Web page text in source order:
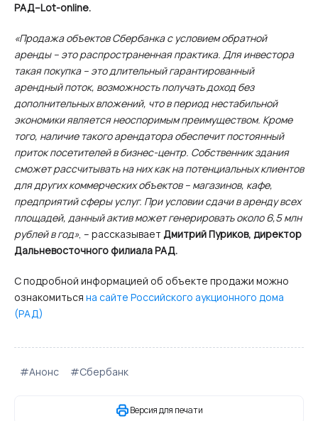
РАД–Lot-online.
«Продажа объектов Сбербанка с условием обратной
аренды – это распространенная практика. Для инвестора
такая покупка – это длительный гарантированный
арендный поток, возможность получать доход без
дополнительных вложений, что в период нестабильной
экономики является неоспоримым преимуществом. Кроме
того, наличие такого арендатора обеспечит постоянный
приток посетителей в бизнес-центр. Собственник здания
сможет рассчитывать на них как на потенциальных клиентов
для других коммерческих объектов – магазинов, кафе,
предприятий сферы услуг. При условии сдачи в аренду всех
площадей, данный актив может генерировать около 6,5 млн
рублей в год», – рассказывает Дмитрий Пуриков, директор
Дальневосточного филиала РАД.
С подробной информацией об объекте продажи можно
ознакомиться на сайте Российского аукционного дома
(РАД)
#Анонс #Сбербанк
Версия для печати